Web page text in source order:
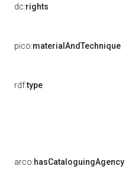
dc:rights
pico:materialAndTechnique
rdf:type
arco:hasCataloguingAgency